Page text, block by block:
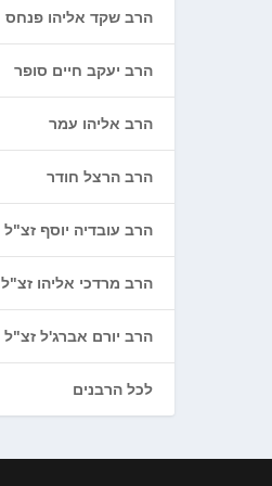
הרב שקד אליהו פנחס
הרב יעקב חיים סופר
הרב אליהו עמר
הרב הרצל חודר
הרב עובדיה יוסף זצ"ל
הרב מרדכי אליהו זצ"ל
הרב יורם אברג'ל זצ"ל
לכל הרבנים